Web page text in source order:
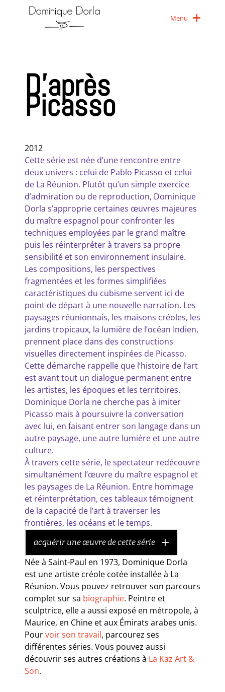
Menu
D’après
Picasso
2012
Cette série est née d’une rencontre entre
deux univers : celui de Pablo Picasso et celui
de La Réunion. Plutôt qu’un simple exercice
d’admiration ou de reproduction, Dominique
Dorla s’approprie certaines œuvres majeures
du maître espagnol pour confronter les
techniques employées par le grand maître
puis les réinterpréter à travers sa propre
sensibilité et son environnement insulaire.
Les compositions, les perspectives
fragmentées et les formes simplifiées
caractéristiques du cubisme servent ici de
point de départ à une nouvelle narration. Les
paysages réunionnais, les maisons créoles, les
jardins tropicaux, la lumière de l’océan Indien,
prennent place dans des constructions
visuelles directement inspirées de Picasso.
Cette démarche rappelle que l’histoire de l’art
est avant tout un dialogue permanent entre
les artistes, les époques et les territoires.
Dominique Dorla ne cherche pas à imiter
Picasso mais à poursuivre la conversation
avec lui, en faisant entrer son langage dans un
autre paysage, une autre lumière et une autre
culture.
À travers cette série, le spectateur redécouvre
simultanément l’œuvre du maître espagnol et
les paysages de La Réunion. Entre hommage
et réinterprétation, ces tableaux témoignent
de la capacité de l’art à traverser les
frontières, les océans et le temps.
acquérir une œuvre de cette série
Née à Saint-Paul en 1973, Dominique Dorla
est une artiste créole cotée installée à La
Réunion. Vous pouvez retrouver son parcours
complet sur sa biographie. Peintre et
sculptrice, elle a aussi exposé en métropole, à
Maurice, en Chine et aux Émirats arabes unis.
Pourvoir son travail, parcourez ses
différentes séries. Vous pouvez aussi
découvrir ses autres créations à La Kaz Art &
Son.